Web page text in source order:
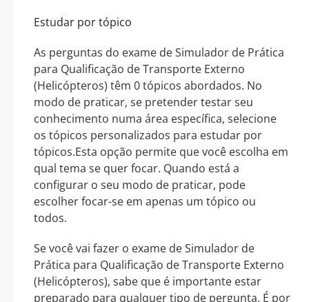
Estudar por tópico
As perguntas do exame de Simulador de Prática
para Qualificação de Transporte Externo
(Helicópteros) têm 0 tópicos abordados. No
modo de praticar, se pretender testar seu
conhecimento numa área específica, selecione
os tópicos personalizados para estudar por
tópicos.Esta opção permite que você escolha em
qual tema se quer focar. Quando está a
configurar o seu modo de praticar, pode
escolher focar-se em apenas um tópico ou
todos.
Se você vai fazer o exame de Simulador de
Prática para Qualificação de Transporte Externo
(Helicópteros), sabe que é importante estar
preparado para qualquer tipo de pergunta. É por